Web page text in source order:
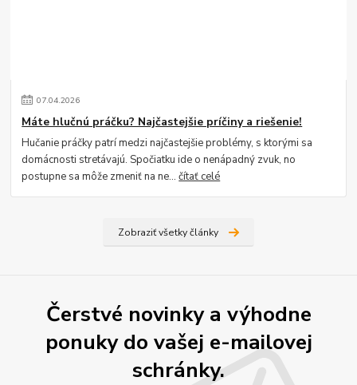
07.04.2026
Máte hlučnú práčku? Najčastejšie príčiny a riešenie!
Hučanie práčky patrí medzi najčastejšie problémy, s ktorými sa
domácnosti stretávajú. Spočiatku ide o nenápadný zvuk, no
postupne sa môže zmeniť na ne...čítať celé
Zobraziť všetky články
Čerstvé novinky a výhodne
ponuky do vašej e-mailovej
schránky.